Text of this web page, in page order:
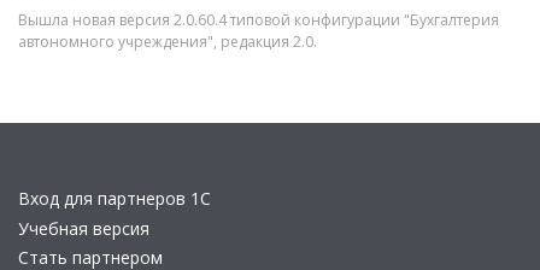
Вышла новая версия 2.0.60.4 типовой конфигурации "Бухгалтерия
автономного учреждения", редакция 2.0.
Вход для партнеров 1С
Учебная версия
Стать партнером